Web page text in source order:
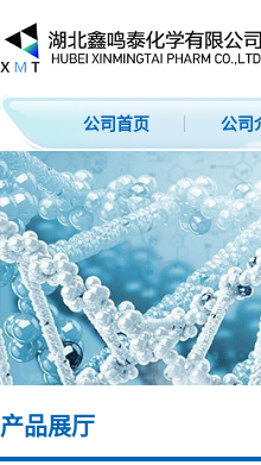
公司首页 公司
产品展厅